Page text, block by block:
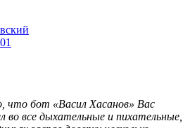
что бот «Васил Хасанов» Вас
во все дыхательные и пихательные,